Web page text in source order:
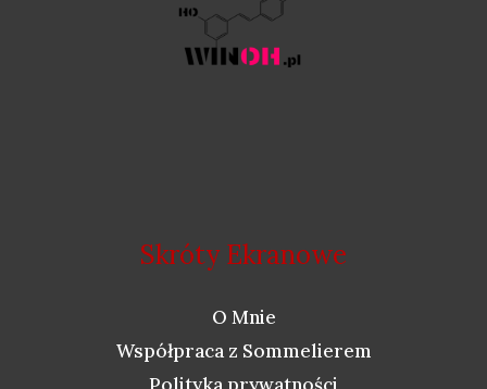
Skróty Ekranowe
O Mnie
Współpraca z Sommelierem